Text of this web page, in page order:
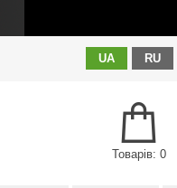
UA RU
Товарів: 0